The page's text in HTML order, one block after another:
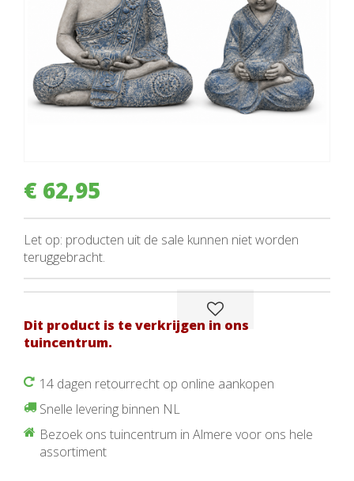
€ 62,95
Let op: producten uit de sale kunnen niet worden
teruggebracht.
Dit product is te verkrijgen in ons
tuincentrum.
14 dagen retourrecht op online aankopen
Snelle levering binnen NL
Bezoek ons tuincentrum in Almere voor ons hele
assortiment